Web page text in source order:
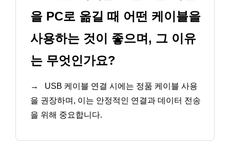
을 PC로 옮길 때 어떤 케이블을
사용하는 것이 좋으며, 그 이유
는 무엇인가요?
→
USB 케이블 연결 시에는 정품 케이블 사용
을 권장하며, 이는 안정적인 연결과 데이터 전송
을 위해 중요합니다.